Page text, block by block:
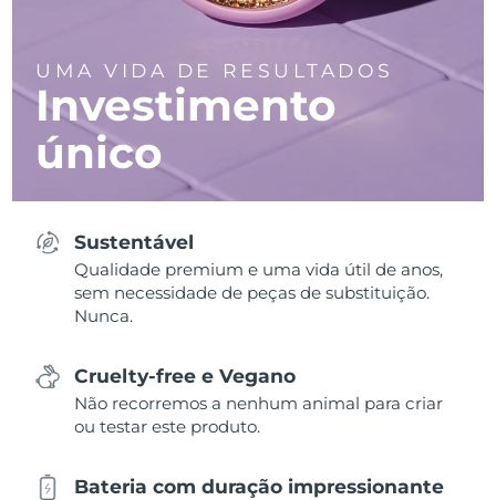
UMA VIDA DE RESULTADOS
Investimento
único
Sustentável
Qualidade premium e uma vida útil de anos,
sem necessidade de peças de substituição.
Nunca.
Cruelty-free e Vegano
Não recorremos a nenhum animal para criar
ou testar este produto.
Bateria com duração impressionante